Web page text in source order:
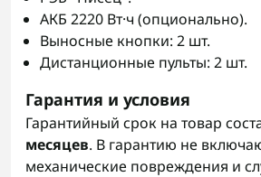
АКБ 2220 Вт·ч (опционально).
Выносные кнопки: 2 шт.
Дистанционные пульты: 2 шт.
Гарантия и условия
Гарантийный срок на товар
месяцев. В гарантию не
механические повреждения и